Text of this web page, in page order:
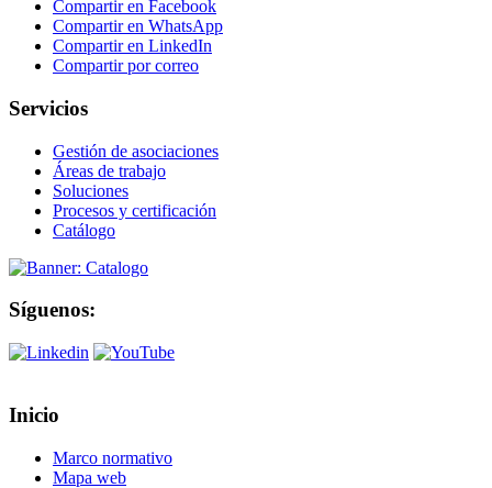
Compartir en Facebook
Compartir en WhatsApp
Compartir en LinkedIn
Compartir por correo
Servicios
Gestión de asociaciones
Áreas de trabajo
Soluciones
Procesos y certificación
Catálogo
Síguenos:
Inicio
Marco normativo
Mapa web